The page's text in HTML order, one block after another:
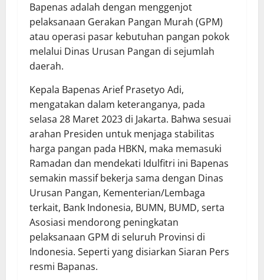
Bapenas adalah dengan menggenjot
pelaksanaan Gerakan Pangan Murah (GPM)
atau operasi pasar kebutuhan pangan pokok
melalui Dinas Urusan Pangan di sejumlah
daerah.
Kepala Bapenas Arief Prasetyo Adi,
mengatakan dalam keteranganya, pada
selasa 28 Maret 2023 di Jakarta. Bahwa sesuai
arahan Presiden untuk menjaga stabilitas
harga pangan pada HBKN, maka memasuki
Ramadan dan mendekati Idulfitri ini Bapenas
semakin massif bekerja sama dengan Dinas
Urusan Pangan, Kementerian/Lembaga
terkait, Bank Indonesia, BUMN, BUMD, serta
Asosiasi mendorong peningkatan
pelaksanaan GPM di seluruh Provinsi di
Indonesia. Seperti yang disiarkan Siaran Pers
resmi Bapanas.